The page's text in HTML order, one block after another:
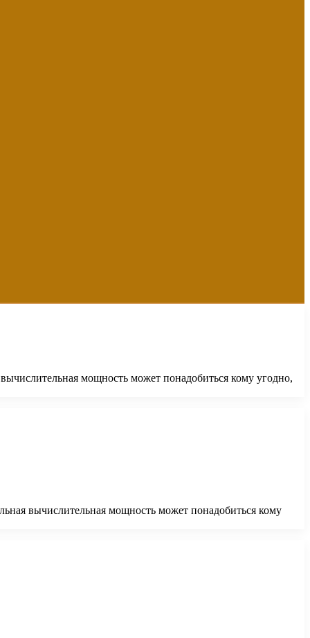
мощность может понадобиться кому угодно,
вычислительная мощность может понадобиться кому